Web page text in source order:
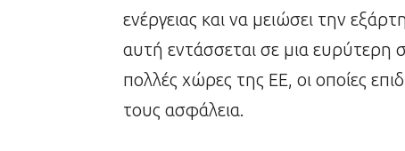
ενέργειας και να μειώσει την
αυτή εντάσσεται σε μια ευρύτερη
πολλές χώρες της ΕΕ, οι οποίες
τους ασφάλεια.